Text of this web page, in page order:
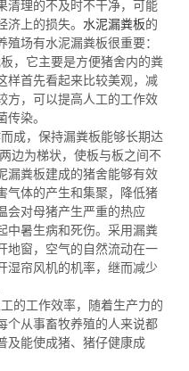
清理的不及时不干净，可能
济上的损失。水泥漏粪板的
场有水泥漏粪板很重要：
，它主要是方便猪舍内的粪
样首先看起来比较美观，减
方，可以提高人工的工作效
染。
成，保持漏粪板能够长期达
边为梯状，使板与板之间不
漏粪板建成的猪舍能够有效
气体的产生和集聚，降低猪
会对母猪产生严重的热应
中暑生病和死伤。采用漏粪
地窗，空气的自然流动在一
湿帘风机的机率，继而减少
的工作效率，随着生产力的
个从事畜牧养殖的人来说都
及能使成猪、猪仔健康成